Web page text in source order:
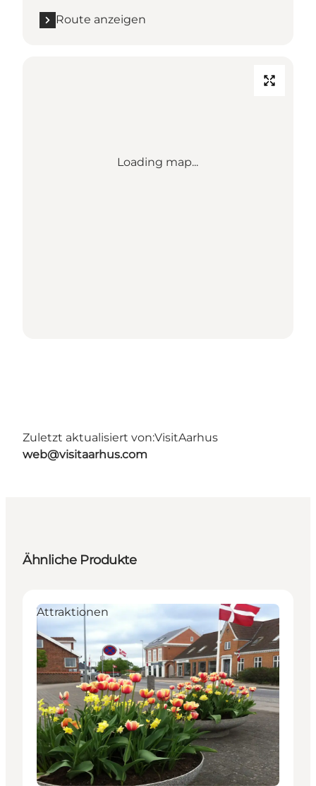
Route anzeigen
Loading map...
Zuletzt aktualisiert von:VisitAarhus
web@visitaarhus.com
Ähnliche Produkte
Attraktionen